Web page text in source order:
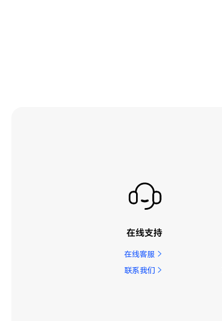
在线支持
在线客服
联系我们